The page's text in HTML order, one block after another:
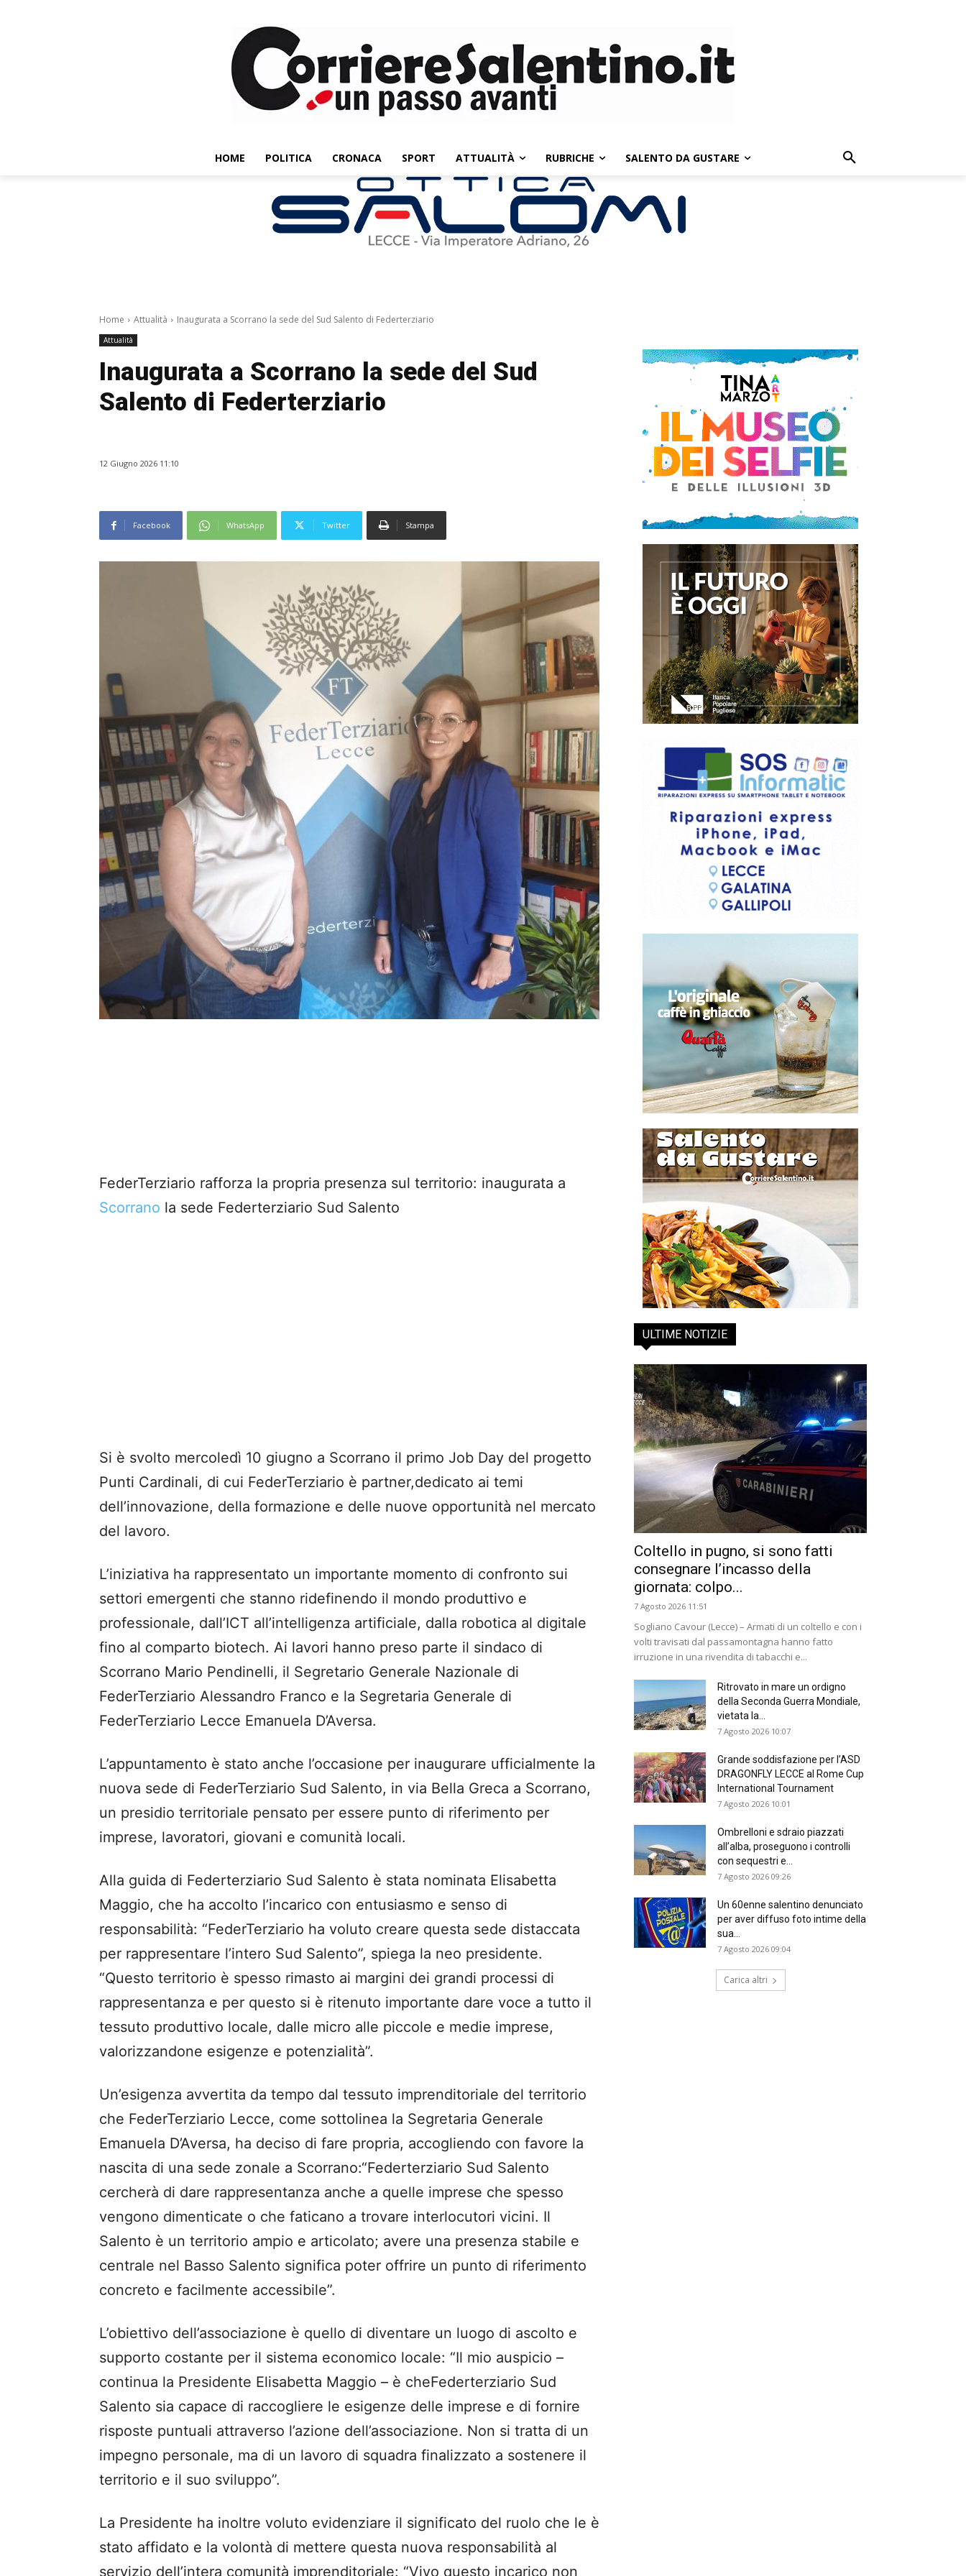
HOME POLITICA CRONACA SPORT ATTUALITÀ RUBRICHE SALENTO DA GUSTARE
Home Attualità Inaugurata a Scorrano la sede del Sud Salento di Federterziario
Attualità
Inaugurata a Scorrano la sede del Sud
Salento di Federterziario
12 Giugno 2026 11:10
Facebook WhatsApp Twitter Stampa
FederTerziario rafforza la propria presenza sul territorio: inaugurata a
Scorrano la sede Federterziario Sud Salento
Si è svolto mercoledì 10 giugno a Scorrano il primo Job Day del progetto
Punti Cardinali, di cui FederTerziario è partner,dedicato ai temi
dell’innovazione, della formazione e delle nuove opportunità nel mercato
del lavoro.
L’iniziativa ha rappresentato un importante momento di confronto sui
settori emergenti che stanno ridefinendo il mondo produttivo e
professionale, dall’ICT all’intelligenza artificiale, dalla robotica al digitale
fino al comparto biotech. Ai lavori hanno preso parte il sindaco di
Scorrano Mario Pendinelli, il Segretario Generale Nazionale di
FederTerziario Alessandro Franco e la Segretaria Generale di
FederTerziario Lecce Emanuela D’Aversa.
L’appuntamento è stato anche l’occasione per inaugurare ufficialmente la
nuova sede di FederTerziario Sud Salento, in via Bella Greca a Scorrano,
un presidio territoriale pensato per essere punto di riferimento per
imprese, lavoratori, giovani e comunità locali.
Alla guida di Federterziario Sud Salento è stata nominata Elisabetta
Maggio, che ha accolto l’incarico con entusiasmo e senso di
responsabilità: “FederTerziario ha voluto creare questa sede distaccata
per rappresentare l’intero Sud Salento”, spiega la neo presidente.
“Questo territorio è spesso rimasto ai margini dei grandi processi di
rappresentanza e per questo si è ritenuto importante dare voce a tutto il
tessuto produttivo locale, dalle micro alle piccole e medie imprese,
valorizzandone esigenze e potenzialità”.
Un’esigenza avvertita da tempo dal tessuto imprenditoriale del territorio
che FederTerziario Lecce, come sottolinea la Segretaria Generale
Emanuela D’Aversa, ha deciso di fare propria, accogliendo con favore la
nascita di una sede zonale a Scorrano:“Federterziario Sud Salento
cercherà di dare rappresentanza anche a quelle imprese che spesso
vengono dimenticate o che faticano a trovare interlocutori vicini. Il
Salento è un territorio ampio e articolato; avere una presenza stabile e
centrale nel Basso Salento significa poter offrire un punto di riferimento
concreto e facilmente accessibile”.
L’obiettivo dell’associazione è quello di diventare un luogo di ascolto e
supporto costante per il sistema economico locale: “Il mio auspicio –
continua la Presidente Elisabetta Maggio – è cheFederterziario Sud
Salento sia capace di raccogliere le esigenze delle imprese e di fornire
risposte puntuali attraverso l’azione dell’associazione. Non si tratta di un
impegno personale, ma di un lavoro di squadra finalizzato a sostenere il
territorio e il suo sviluppo”.
La Presidente ha inoltre voluto evidenziare il significato del ruolo che le è
stato affidato e la volontà di mettere questa nuova responsabilità al
servizio dell’intera comunità imprenditoriale: “Vivo questo incarico non
ULTIME NOTIZIE
Coltello in pugno, si sono fatti
consegnare l’incasso della
giornata: colpo...
7 Agosto 2026 11:51
Sogliano Cavour (Lecce) – Armati di un coltello e con i
volti travisati dal passamontagna hanno fatto
irruzione in una rivendita di tabacchi e...
Ritrovato in mare un ordigno
della Seconda Guerra Mondiale,
vietata la...
7 Agosto 2026 10:07
Grande soddisfazione per l’ASD
DRAGONFLY LECCE al Rome Cup
International Tournament
7 Agosto 2026 10:01
Ombrelloni e sdraio piazzati
all’alba, proseguono i controlli
con sequestri e...
7 Agosto 2026 09:26
Un 60enne salentino denunciato
per aver diffuso foto intime della
sua...
7 Agosto 2026 09:04
Carica altri